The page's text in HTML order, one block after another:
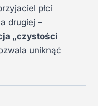
płci
drugiej –
„czystości
uniknąć